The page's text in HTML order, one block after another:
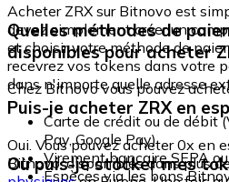
Acheter ZRX sur Bitnovo est
devez simplement créer un
et choisir votre méthode de
recevrez vos tokens dans votre
dans n'importe quelle adresse
Quelles méthodes de
disponibles pour acheter
Chez Bitnovo vous pouvez
Carte de crédit ou de débit
Pay, Google Pay)
Virement bancaire SEPA
Espèces via les bons
Puis-je acheter ZRX en
Oui. Vous pouvez acheter 0x en
Bitnovo, disponibles dans plus
Où puis-je stocker mes